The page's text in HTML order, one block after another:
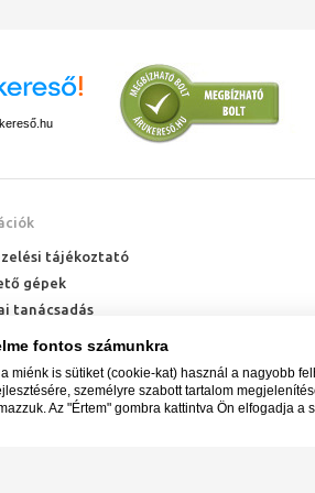
tájékoztató
gépek
tanácsadás
Cool Pro hőszivattyú tájékoztató
kalkulátor
fontos számunkra
miénk is sütiket (cookie-kat) használ a nagyobb
személyre szabott tartalom
Az "Értem" gombra kattintva Ön elfogadja a